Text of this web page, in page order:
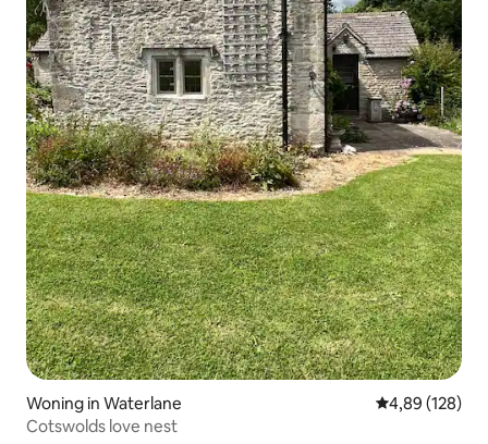
Woning in Waterlane Gemiddelde
4,89 (128)
Cotswolds love nest